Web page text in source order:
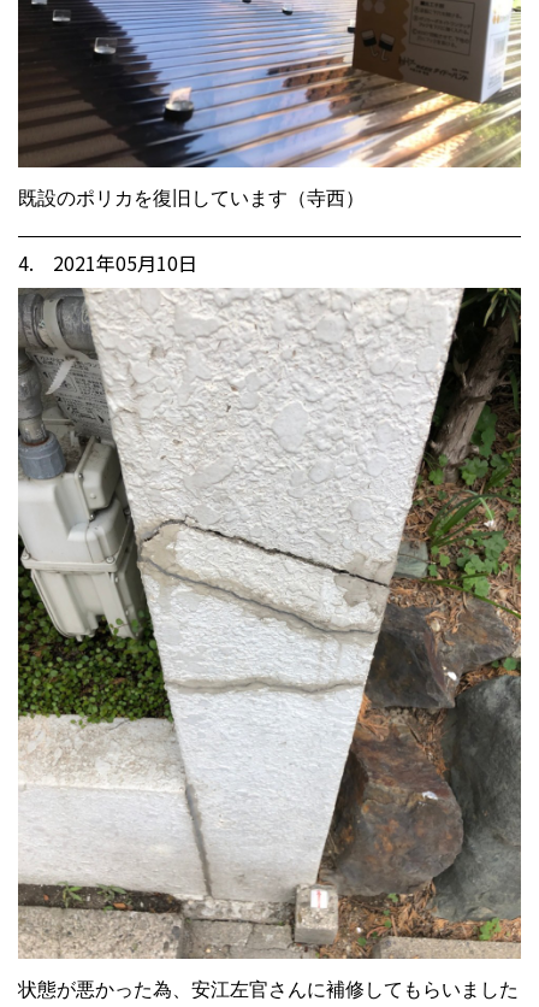
既設のポリカを復旧しています（寺西）
4. 2021年05月10日
状態が悪かった為、安江左官さんに補修してもらいました